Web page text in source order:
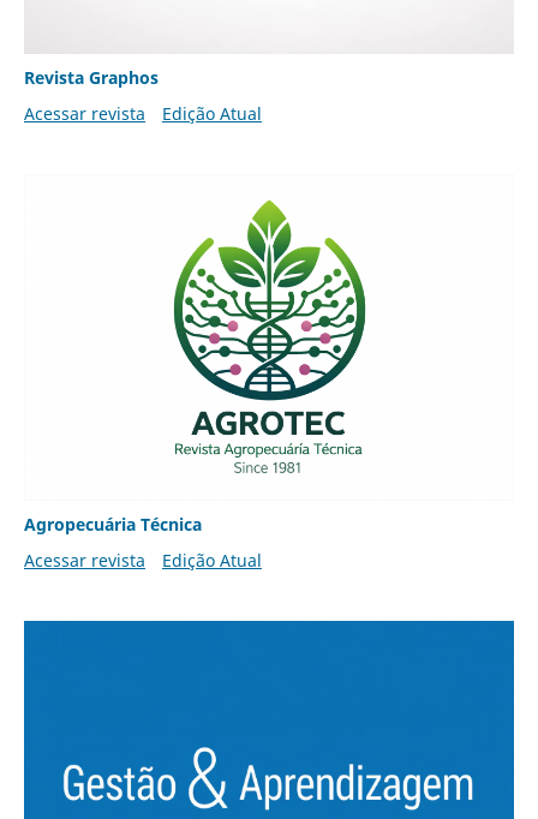
Revista Graphos
Acessar revista
Edição Atual
Agropecuária Técnica
Acessar revista
Edição Atual